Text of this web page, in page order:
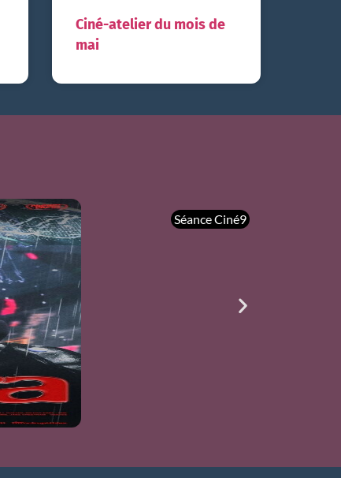
Ciné-atelier du mois de
mai
Séance Ciné9
mer 05/08
21h00